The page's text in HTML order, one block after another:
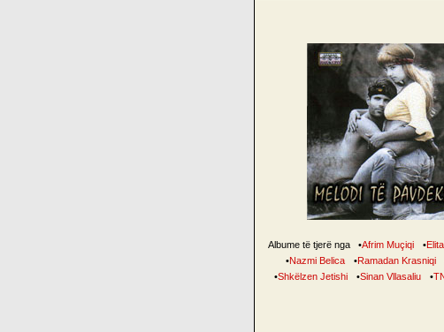
Albume të tjerë nga •Afrim Muçiqi •
•Nazmi Belica •Ramadan Krasniqi
•Shkëlzen Jetishi •Sinan Vllasaliu •